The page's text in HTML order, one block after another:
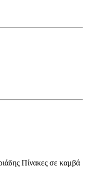
Πίνακες σε καμβά